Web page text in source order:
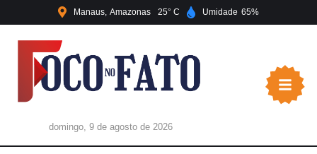
Manaus Amazonas 25 Umidade 65
domingo, 9 de agosto de 2026